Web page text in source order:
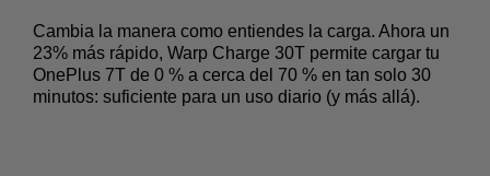
Cambia la manera como entiendes la carga. Ahora un
23% más rápido, Warp Charge 30T permite cargar tu
OnePlus 7T de 0 % a cerca del 70 % en tan solo 30
minutos: suficiente para un uso diario (y más allá).